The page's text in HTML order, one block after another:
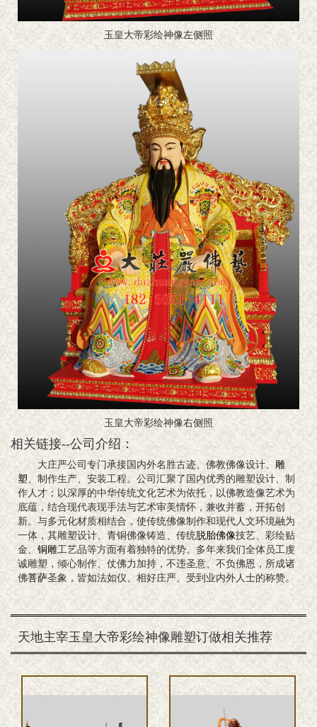
玉皇大帝彩绘神像左侧照
玉皇大帝彩绘神像右侧照
相关链接--公司介绍：
大庄严公司专门承接国内外名胜古迹、佛教佛像设计、
雕
塑 、制作生产、安装工程。公司汇聚了国内优秀的雕塑设计、制
作人才；以深厚的中华传统文化艺术为依托，以佛教造像艺术为
底蕴，结合现代表现手法与艺术审美情怀，兼收并蓄，开拓创
新。与多元化材质相结合，使传统佛像制作和现代人文环境融为
一体，其雕塑设计、青铜佛像铸造、传统脱胎佛像技艺、彩绘贴
金、 铜雕工艺品等方面有着独特的优势。多年来我们全体员工虔
诚雕塑，倾心制作、仗佛力加持，不违圣意、不负佛恩，所成诸
佛菩萨圣象，皆如法如仪、相好庄严、受到业内外人士的称赞。
天地主宰玉皇大帝彩绘神像雕塑订做相关推荐